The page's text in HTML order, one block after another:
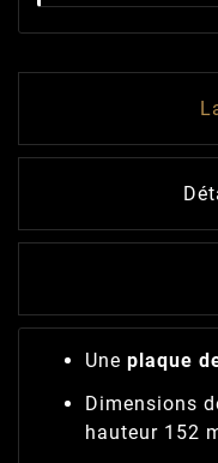
Une plaque
Dimensions
hauteur 152